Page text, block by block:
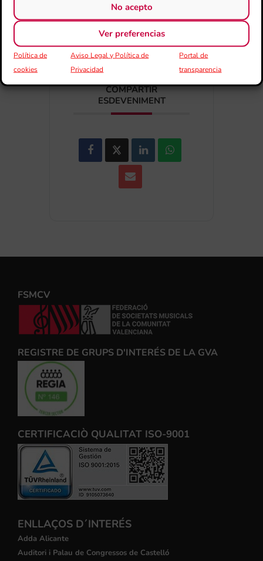
No acepto
Ver preferencias
Política de
cookies
Aviso Legal y Política de
Privacidad
Portal de
transparencia
COMPARTIR
ESDEVENIMENT
FSMCV
REGISTRE DE GRUPS D'INTERÉS DE LA GVA
CERTIFICACIÒ QUALITAT ISO-9001
ENLLAÇOS D´INTERÉS
Adda Alicante
Auditori i Palau de Congressos de Castelló